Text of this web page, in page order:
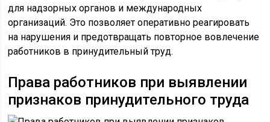
для надзорных органов и международных
организаций. Это позволяет оперативно реагировать
на нарушения и предотвращать повторное вовлечение
работников в принудительный труд.
Права работников при выявлении
признаков принудительного труда